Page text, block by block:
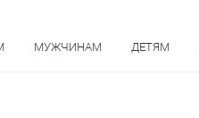
МУЖЧИНАМ ДЕТЯМ